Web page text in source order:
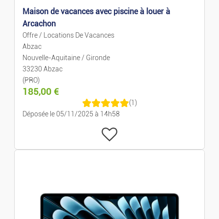
Maison de vacances avec piscine à louer à
Arcachon
Offre / Locations De Vacances
Abzac
Nouvelle-Aquitaine / Gironde
33230 Abzac
(PRO)
185,00 €
(1)
Déposée le 05/11/2025 à 14h58